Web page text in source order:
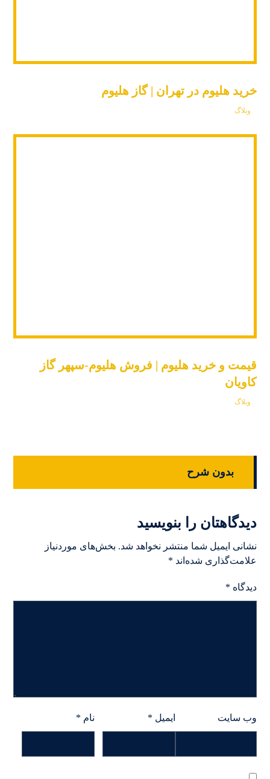
خرید هلیوم در تهران | گاز هلیوم
وبلاگ
قیمت و خرید هلیوم | فروش هلیوم-سپهر گاز
کاویان
وبلاگ
بدون شرح
دیدگاهتان را بنویسید
نشانی ایمیل شما منتشر نخواهد شد. بخش‌های موردنیاز
علامت‌گذاری شده‌اند *
دیدگاه *
نام * ایمیل * وب‌ سایت